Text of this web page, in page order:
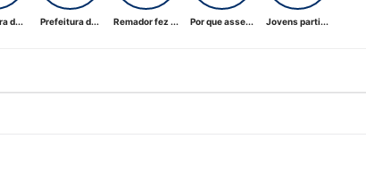
d... Prefeitura d... Remador fez ... Por que asse... Jovens parti...